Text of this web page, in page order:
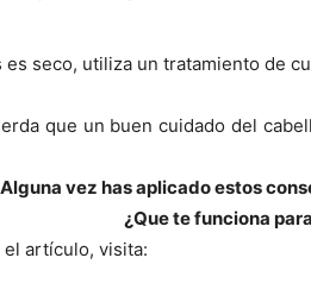
es seco, utiliza un tratamiento de
que un buen cuidado del
vez has aplicado estos
¿Que te funciona
el artículo, visita: